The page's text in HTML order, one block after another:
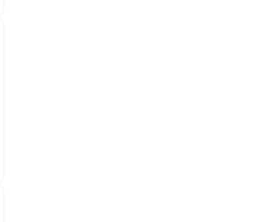
Grの不動産ディベロッパー】新規事業立